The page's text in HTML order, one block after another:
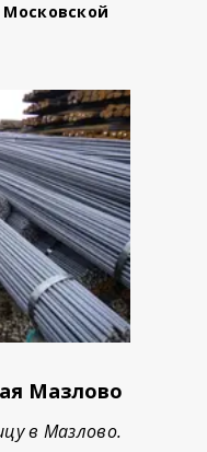
Мазлово
в Мазлово.